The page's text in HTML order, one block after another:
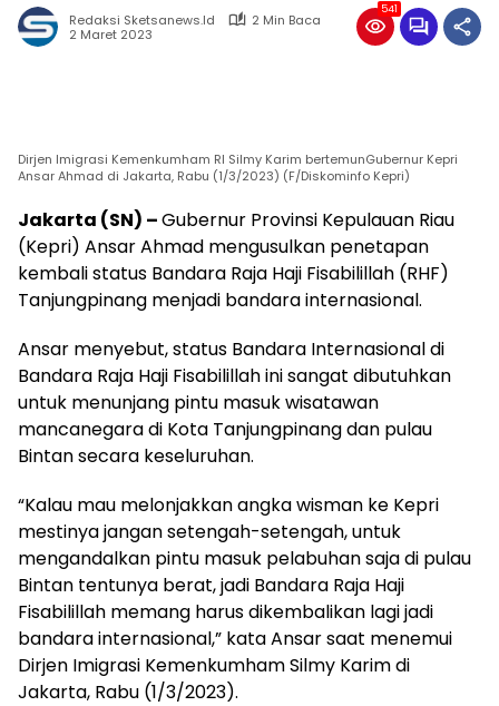
Redaksi Sketsanews.id
2 Min Baca
2 Maret 2023
541
Dirjen Imigrasi Kemenkumham RI Silmy Karim bertemunGubernur Kepri
Ansar Ahmad di Jakarta, Rabu (1/3/2023) (F/Diskominfo Kepri)
Jakarta (SN) –Gubernur Provinsi Kepulauan Riau
(Kepri) Ansar Ahmad mengusulkan penetapan
kembali status Bandara Raja Haji Fisabilillah (RHF)
Tanjungpinang menjadi bandara internasional.
Ansar menyebut, status Bandara Internasional di
Bandara Raja Haji Fisabilillah ini sangat dibutuhkan
untuk menunjang pintu masuk wisatawan
mancanegara di Kota Tanjungpinang dan pulau
Bintan secara keseluruhan.
“Kalau mau melonjakkan angka wisman ke Kepri
mestinya jangan setengah-setengah, untuk
mengandalkan pintu masuk pelabuhan saja di pulau
Bintan tentunya berat, jadi Bandara Raja Haji
Fisabilillah memang harus dikembalikan lagi jadi
bandara internasional,” kata Ansar saat menemui
Dirjen Imigrasi Kemenkumham Silmy Karim di
Jakarta, Rabu (1/3/2023).